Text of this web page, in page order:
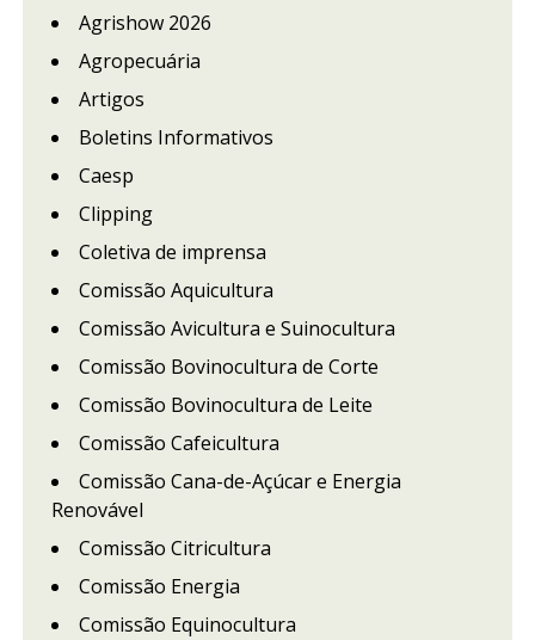
Agrishow 2026
Agropecuária
Artigos
Boletins Informativos
Caesp
Clipping
Coletiva de imprensa
Comissão Aquicultura
Comissão Avicultura e Suinocultura
Comissão Bovinocultura de Corte
Comissão Bovinocultura de Leite
Comissão Cafeicultura
Comissão Cana-de-Açúcar e Energia
Renovável
Comissão Citricultura
Comissão Energia
Comissão Equinocultura